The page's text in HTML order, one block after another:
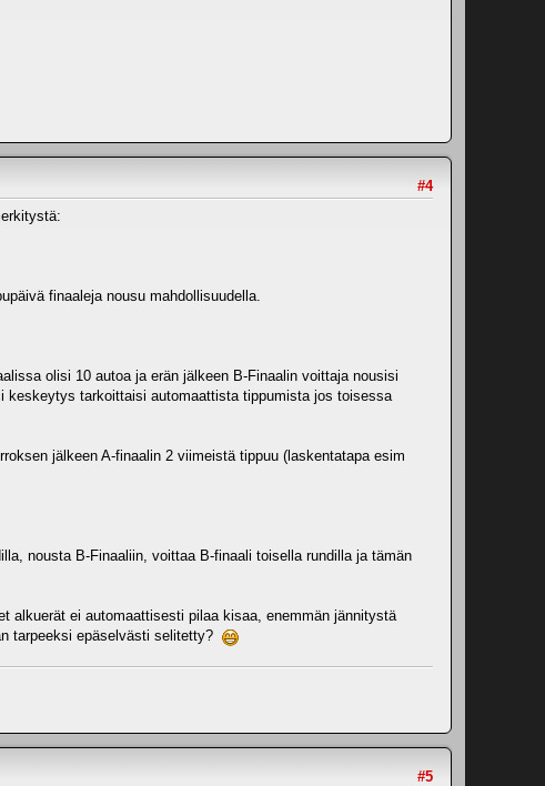
#4
finaaleja nousu mahdollisuudella.
olisi 10 autoa ja erän jälkeen B-Finaalin voittaja nousisi
keskeytys tarkoittaisi automaattista tippumista jos toisessa
jälkeen A-finaalin 2 viimeistä tippuu (laskentatapa esim
nousta B-Finaaliin, voittaa B-finaali toisella rundilla ja tämän
alkuerät ei automaattisesti pilaa kisaa, enemmän jännitystä
tarpeeksi epäselvästi selitetty?
#5